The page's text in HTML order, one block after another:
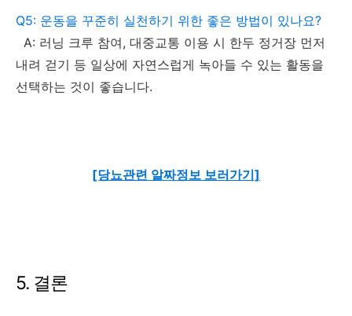
Q5: 운동을 꾸준히 실천하기 위한 좋은 방법이 있나요?
A: 러닝 크루 참여, 대중교통 이용 시 한두 정거장 먼저
내려 걷기 등 일상에 자연스럽게 녹아들 수 있는 활동을
선택하는 것이 좋습니다.
[당뇨관련 알짜정보 보러가기]
5. 결론